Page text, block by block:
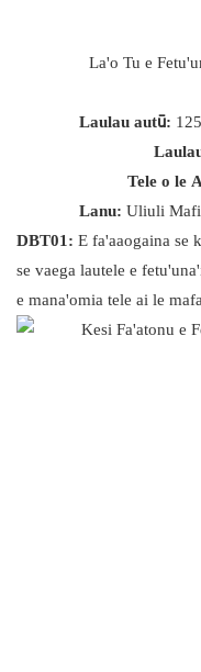
La'o Tu e
Laulau autū:
Tele o le
Lanu: Uliuli
DBT01: E fa'aaogaina se
se vaega lautele e
e mana'omia tele ai le